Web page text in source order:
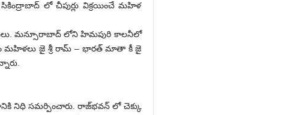
లో చీపుర్లు విక్రయించే మహిళ
మన్సూరాబాద్ లోని హిమపురి కాలనీలో
మహిళలు జై శ్రీ రామ్ – భారత్ మాతా కీ జై
నిధి సమర్పించారు. రాజ్‌భవన్ లో చెక్కు